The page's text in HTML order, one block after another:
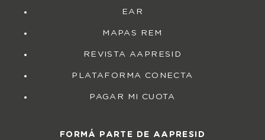
EAR
MAPAS REM
REVISTA AAPRESID
PLATAFORMA CONECTA
PAGAR MI CUOTA
FORMÁ PARTE DE AAPRESID